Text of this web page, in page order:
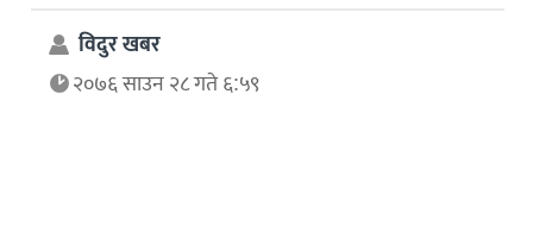
विदुर खबर
२०७६ साउन २८ गते ६:५९